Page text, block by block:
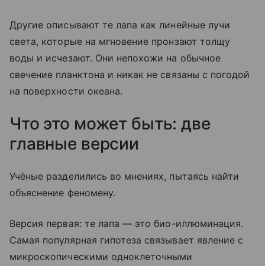
Другие описывают те лапа как линейные лучи
света, которые на мгновение пронзают толщу
воды и исчезают. Они непохожи на обычное
свечение планктона и никак не связаны с погодой
на поверхности океана.
Что это может быть: две
главные версии
Учёные разделились во мнениях, пытаясь найти
объяснение феномену.
Версия первая: те лапа — это био-иллюминация.
Самая популярная гипотеза связывает явление с
микроскопическими одноклеточными